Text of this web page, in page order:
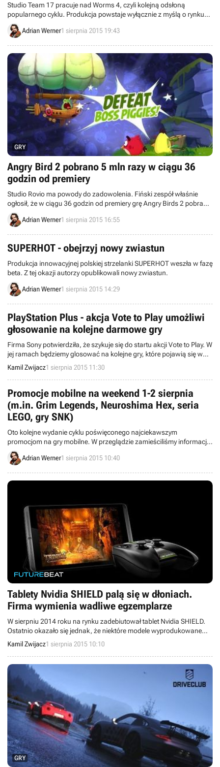
Studio Team 17 pracuje nad Worms 4, czyli kolejną odsłoną
popularnego cyklu. Produkcja powstaje wyłącznie z myślą o rynku
mobilnym.
Adrian Werner1 sierpnia 2015 19:43
GRY
Angry Bird 2 pobrano 5 mln razy w ciągu 36
godzin od premiery
Studio Rovio ma powody do zadowolenia. Fiński zespół właśnie
ogłosił, że w ciągu 36 godzin od premiery grę Angry Birds 2 pobrano
5 milionów razy.
Adrian Werner1 sierpnia 2015 16:55
SUPERHOT - obejrzyj nowy zwiastun
Produkcja innowacyjnej polskiej strzelanki SUPERHOT weszła w fazę
beta. Z tej okazji autorzy opublikowali nowy zwiastun.
Adrian Werner1 sierpnia 2015 14:29
PlayStation Plus - akcja Vote to Play umożliwi
głosowanie na kolejne darmowe gry
Firma Sony potwierdziła, że szykuje się do startu akcji Vote to Play. W
jej ramach będziemy glosować na kolejne gry, które pojawią się w
ofercie PlayStation Plus. Zwycięzca będzie darmowy, a pozostałe
tytuły zostaną przecenione.
Kamil Zwijacz1 sierpnia 2015 11:30
Promocje mobilne na weekend 1-2 sierpnia
(m.in. Grim Legends, Neuroshima Hex, seria
LEGO, gry SNK)
Oto kolejne wydanie cyklu poświęconego najciekawszym
promocjom na gry mobilne. W przeglądzie zamieściliśmy informacje
o przecenach takich gier jak Worms 3, Grim Legends, Neuroshima
Hex, seria LEGO oraz konwersje automatowych klasyków japońskiej
Adrian Werner1 sierpnia 2015 10:40
Tablety Nvidia SHIELD palą się w dłoniach.
Firma wymienia wadliwe egzemplarze
W sierpniu 2014 roku na rynku zadebiutował tablet Nvidia SHIELD.
Ostatnio okazało się jednak, że niektóre modele wyprodukowane
pomiędzy lipcem 2014, a lipcem 2015 roku potrafią nawet zapalić
się w dłoniach, więc rozpoczęto proces ich wymiany.
Kamil Zwijacz1 sierpnia 2015 10:10
GRY